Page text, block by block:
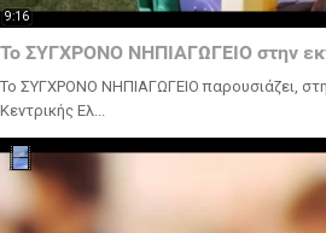
9:16
Το ΣΥΓΧΡΟΝΟ ΝΗΠΙΑΓΩΓΕΙΟ στην
Το ΣΥΓΧΡΟΝΟ ΝΗΠΙΑΓΩΓΕΙΟ παρουσιάζει,
Κεντρικής Ελ...